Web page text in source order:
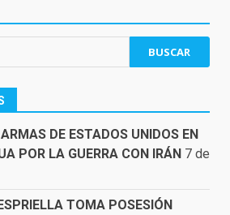
DE ESTADOS UNIDOS EN
POR LA GUERRA CON IRÁN 7 de
TOMA POSESIÓN